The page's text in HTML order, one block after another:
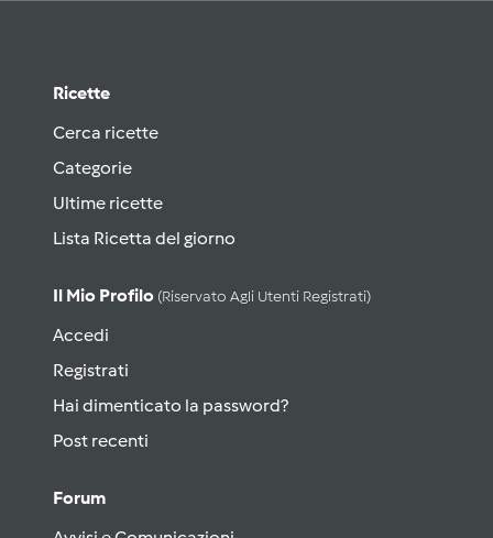
Ricette
Cerca ricette
Categorie
Ultime ricette
Lista Ricetta del giorno
Il Mio Profilo (riservato Agli Utenti Registrati)
Accedi
Registrati
Hai dimenticato la password?
Post recenti
Forum